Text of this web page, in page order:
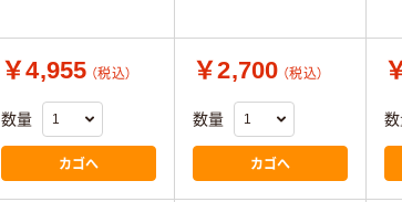
￥4,955 （税込）
数量
カゴへ
￥2,700 （税込）
数量
カゴへ